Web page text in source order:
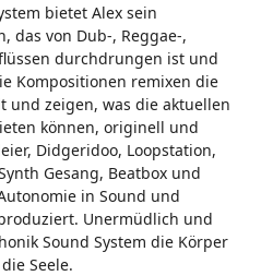
bietet Alex sein
das von Dub-, Reggae-,
durchdrungen ist und
Kompositionen remixen die
und zeigen, was die aktuellen
können, originell und
Didgeridoo, Loopstation,
Gesang, Beatbox und
in Sound und
Unermüdlich und
Sound System die Körper
Seele.